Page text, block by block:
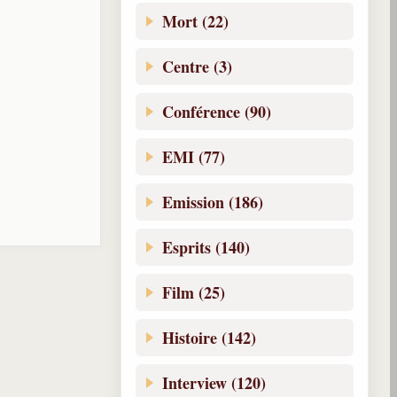
Mort (22)
Centre (3)
Conférence (90)
EMI (77)
Emission (186)
Esprits (140)
Film (25)
Histoire (142)
Interview (120)